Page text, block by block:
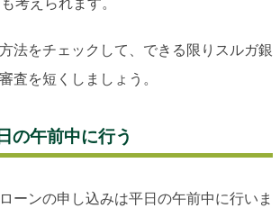
法をチェックして、できる限りスルガ銀
査を短くしましょう。
の午前中に行う
ーンの申し込みは平日の午前中に行いま